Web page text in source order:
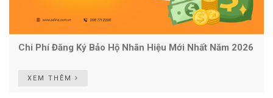
Chi Phí Đăng Ký Bảo Hộ Nhãn Hiệu Mới Nhất Năm 2026
XEM THÊM